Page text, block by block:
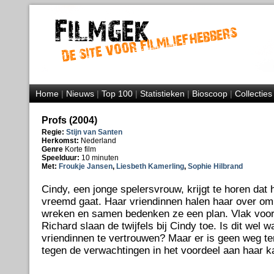
Home|Nieuws|Top 100|Statistieken|Bioscoop|Collecties
Profs (2004)
Regie: Stijn van Santen
Herkomst: Nederland
Genre Korte film
Speelduur: 10 minuten
Met: Froukje Jansen, Liesbeth Kamerling, Sophie Hilbrand
Cindy, een jonge spelersvrouw, krijgt te horen dat
vreemd gaat. Haar vriendinnen halen haar over
wreken en samen bedenken ze een plan. Vlak
Richard slaan de twijfels bij Cindy toe. Is dit wel
vriendinnen te vertrouwen? Maar er is geen weg
tegen de verwachtingen in het voordeel aan haar